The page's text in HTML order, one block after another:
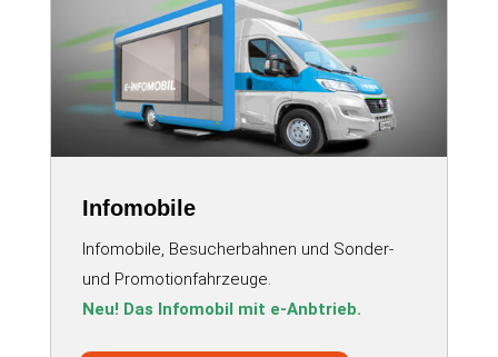
Infomobile
Infomobile, Besucherbahnen und Sonder-
und Promotionfahrzeuge.
Neu! Das Infomobil mit e-Anbtrieb.